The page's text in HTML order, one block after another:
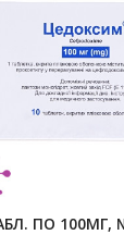
ПО 100МГ,